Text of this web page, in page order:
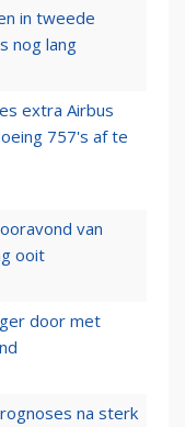
in tweede
nog lang
extra Airbus
757's af te
van
ooit
door met
na sterk